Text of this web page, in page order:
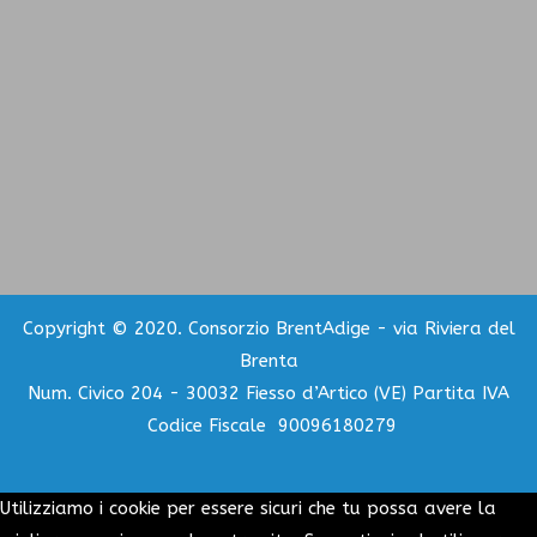
Copyright © 2020. Consorzio BrentAdige - via Riviera del
Brenta
Num. Civico 204 - 30032 Fiesso d’Artico (VE) Partita IVA
Codice Fiscale 90096180279
Utilizziamo i cookie per essere sicuri che tu possa avere la